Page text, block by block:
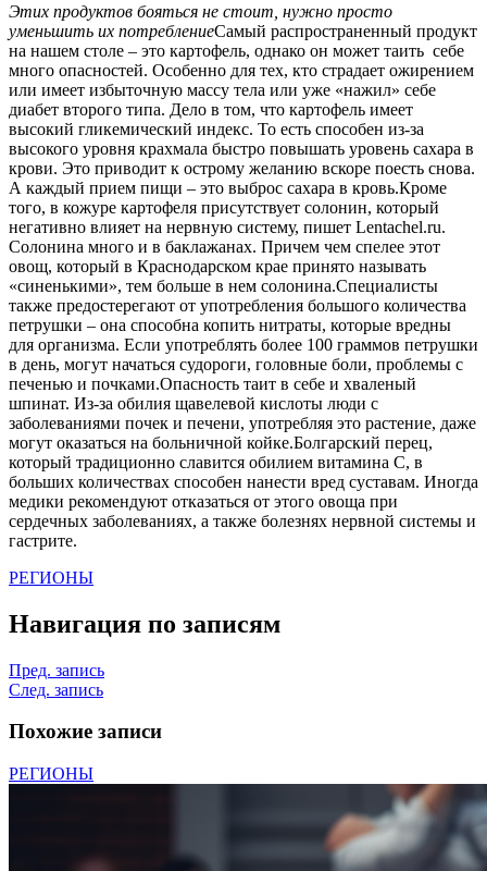
Этих продуктов бояться не стоит, нужно просто
уменьшить их потреблениеСамый распространенный продукт
на нашем столе – это картофель, однако он может таить себе
много опасностей. Особенно для тех, кто страдает ожирением
или имеет избыточную массу тела или уже «нажил» себе
диабет второго типа. Дело в том, что картофель имеет
высокий гликемический индекс. То есть способен из-за
высокого уровня крахмала быстро повышать уровень сахара в
крови. Это приводит к острому желанию вскоре поесть снова.
А каждый прием пищи – это выброс сахара в кровь.Кроме
того, в кожуре картофеля присутствует солонин, который
негативно влияет на нервную систему, пишет Lentachel.ru.
Солонина много и в баклажанах. Причем чем спелее этот
овощ, который в Краснодарском крае принято называть
«синенькими», тем больше в нем солонина.Специалисты
также предостерегают от употребления большого количества
петрушки – она способна копить нитраты, которые вредны
для организма. Если употреблять более 100 граммов петрушки
в день, могут начаться судороги, головные боли, проблемы с
печенью и почками.Опасность таит в себе и хваленый
шпинат. Из-за обилия щавелевой кислоты люди с
заболеваниями почек и печени, употребляя это растение, даже
могут оказаться на больничной койке.Болгарский перец,
который традиционно славится обилием витамина С, в
больших количествах способен нанести вред суставам. Иногда
медики рекомендуют отказаться от этого овоща при
сердечных заболеваниях, а также болезнях нервной системы и
гастрите.
РЕГИОНЫ
Навигация по записям
Пред. запись
След. запись
Похожие записи
РЕГИОНЫ